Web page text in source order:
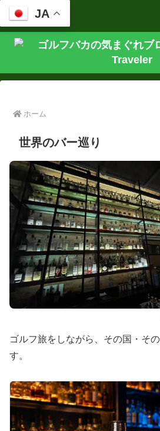
JA
ホーム
世界のバー巡り
ゴルフ旅をしながら、その国・そ
す。